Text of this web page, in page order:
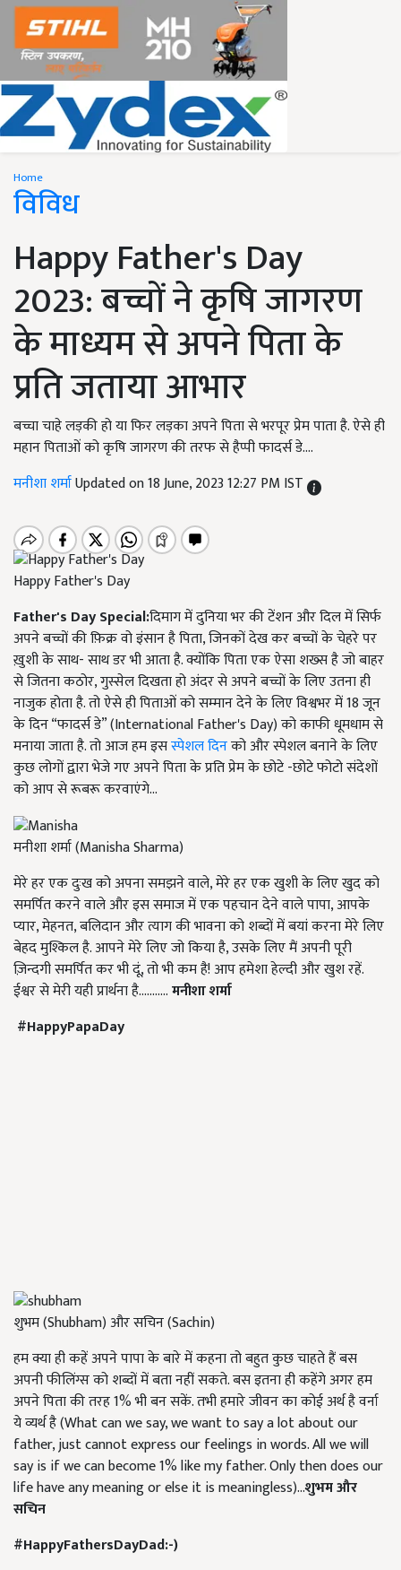
Home
विविध
Happy Father's Day
2023: बच्चों ने कृषि जागरण
के माध्यम से अपने पिता के
प्रति जताया आभार
बच्चा चाहे लड़की हो या फिर लड़का अपने पिता से भरपूर प्रेम पाता है. ऐसे ही
महान पिताओं को कृषि जागरण की तरफ से हैप्पी फादर्स डे....
मनीशा शर्माUpdated on 18 June, 2023 12:27 PM IST
Happy Father's Day
Father's Day Special:दिमाग में दुनिया भर की टेंशन और दिल में सिर्फ
अपने बच्चों की फ़िक्र वो इंसान है पिता, जिनकों देख कर बच्चों के चेहरे पर
ख़ुशी के साथ- साथ डर भी आता है. क्योंकि पिता एक ऐसा शख्स है जो बाहर
से जितना कठोर, गुस्सेल दिखता हो अंदर से अपने बच्चों के लिए उतना ही
नाजुक होता है. तो ऐसे ही पिताओं को सम्मान देने के लिए विश्वभर में 18 जून
के दिन “फादर्स डे” (International Father's Day) को काफी धूमधाम से
मनाया जाता है. तो आज हम इसस्पेशल दिनको और स्पेशल बनाने के लिए
कुछ लोगों द्वारा भेजे गए अपने पिता के प्रति प्रेम के छोटे -छोटे फोटो संदेशों
को आप से रूबरू करवाएंगे...
मनीशा शर्मा (Manisha Sharma)
मेरे हर एक दुःख को अपना समझने वाले, मेरे हर एक खुशी के लिए खुद को
समर्पित करने वाले और इस समाज में एक पहचान देने वाले पापा, आपके
प्यार, मेहनत, बलिदान और त्याग की भावना को शब्दों में बयां करना मेरे लिए
बेहद मुश्किल है. आपने मेरे लिए जो किया है, उसके लिए मैं अपनी पूरी
ज़िन्दगी समर्पित कर भी दूं, तो भी कम है! आप हमेशा हेल्दी और खुश रहें.
ईश्वर से मेरी यही प्रार्थना है...........मनीशा शर्मा
#HappyPapaDay
शुभम (Shubham) और सचिन (Sachin)
हम क्या ही कहें अपने पापा के बारे में कहना तो बहुत कुछ चाहते हैं बस
अपनी फीलिंग्स को शब्दों में बता नहीं सकते. बस इतना ही कहेंगे अगर हम
अपने पिता की तरह 1% भी बन सकें. तभी हमारे जीवन का कोई अर्थ है वर्ना
ये व्यर्थ है (What can we say, we want to say a lot about our
father, just cannot express our feelings in words. All we will
say is if we can become 1% like my father. Only then does our
life have any meaning or else it is meaningless)...शुभम और
सचिन
#HappyFathersDayDad:-)